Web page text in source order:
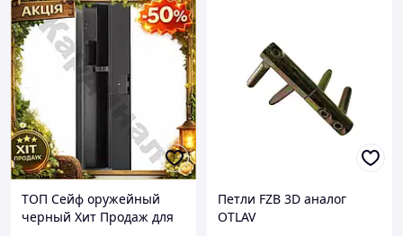
ТОП Сейф оружейный
черный Хит Продаж для
Петли FZB 3D аналог
OTLAV